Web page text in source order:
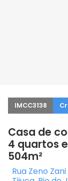
IMCC3138
Casa de
4 quartos
504m²
Rua Zeno